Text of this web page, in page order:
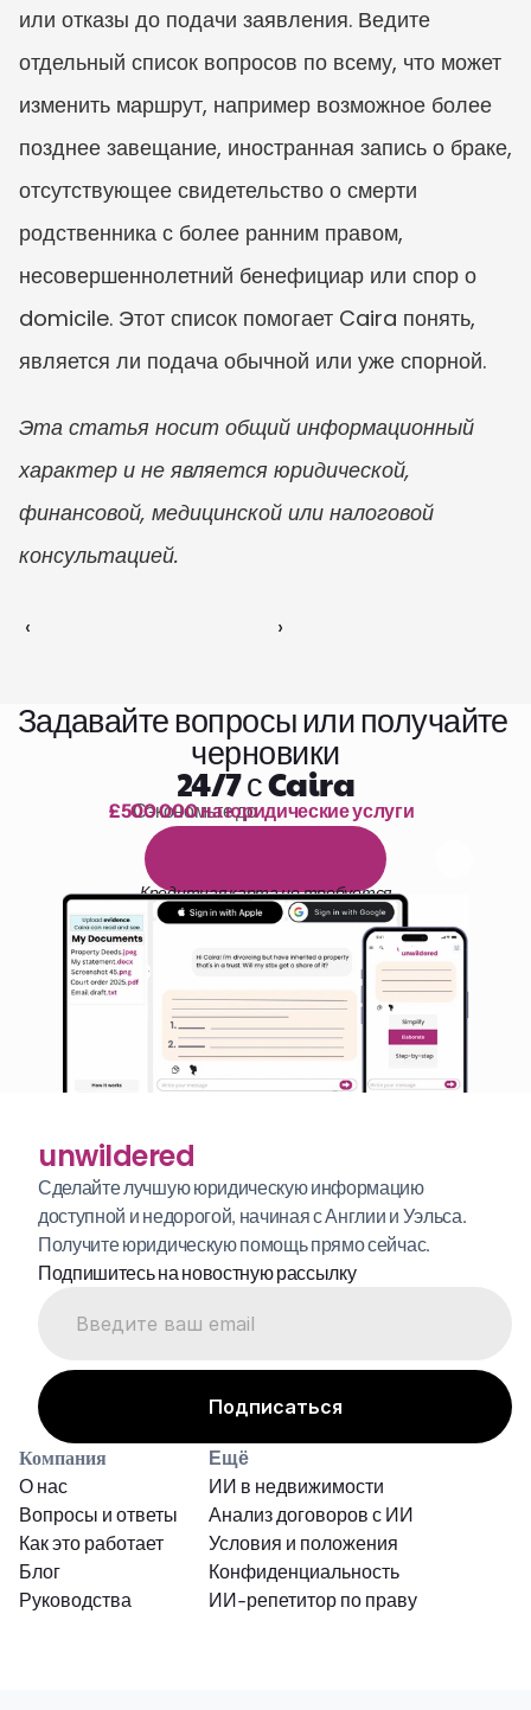
или отказы до подачи заявления. Ведите
отдельный список вопросов по всему, что может
изменить маршрут, например возможное более
позднее завещание, иностранная запись о браке,
отсутствующее свидетельство о смерти
родственника с более ранним правом,
несовершеннолетний бенефициар или спор о
domicile. Этот список помогает Caira понять,
является ли подача обычной или уже спорной.
Эта статья носит общий информационный
характер и не является юридической,
финансовой, медицинской или налоговой
консультацией.
‹ ›
Задавайте вопросы или получайте
черновики
24/7 с Caira
1 000 часов чтения
Сэкономьте до
£500 000 на юридические услуги
ы е
Кредитная карта не требуется
unwildered
Сделайте лучшую юридическую информацию
доступной и недорогой, начиная с Англии и Уэльса.
Получите юридическую помощь прямо сейчас.
Подпишитесь на новостную рассылку
Компания
О нас
Вопросы и ответы
Как это работает
Блог
Руководства
Ещё
Условия и положения
Анализ договоров с ИИ
ИИ-репетитор по праву
Конфиденциальность
ИИ в недвижимости